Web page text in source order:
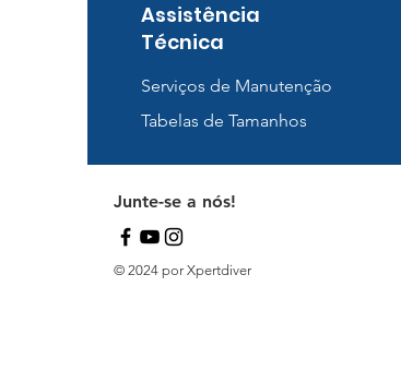
Assistência
Técnica
Serviços de Manutenção
Tabelas de Tamanhos
Junte-se a nós!
© 2024 por Xpertdiver